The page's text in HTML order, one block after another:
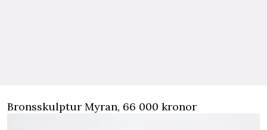
Bronsskulptur Myran, 66 000 kronor